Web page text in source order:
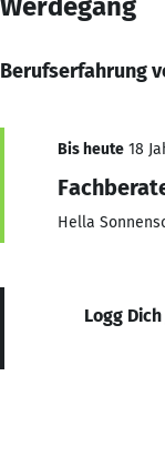
Berufserfahrung
Bis heute 18
Hella
Logg